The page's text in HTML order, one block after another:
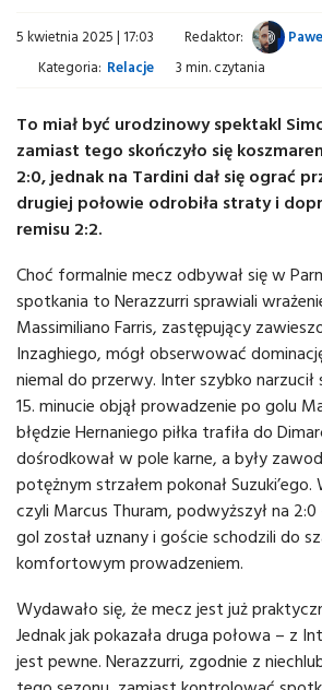
5 kwietnia 2025 | 17:03 Redaktor:
Kategoria: Relacje 3 min. czytania
To miał być urodzinowy spektakl
zamiast tego skończyło się
2:0, jednak na Tardini dał się ograć
drugiej połowie odrobiła straty i
remisu 2:2.
Choć formalnie mecz odbywał się w
spotkania to Nerazzurri sprawiali
Massimiliano Farris, zastępujący
Inzaghiego, mógł obserwować
niemal do przerwy. Inter szybko
15. minucie objął prowadzenie po golu
błędzie Hernaniego piłka trafiła do
dośrodkował w pole karne, a były
potężnym strzałem pokonał Suzuki’ego.
czyli Marcus Thuram, podwyższył na 2:0
gol został uznany i goście schodzili do
komfortowym prowadzeniem.
Wydawało się, że mecz jest już
Jednak jak pokazała druga połowa – z
jest pewne. Nerazzurri, zgodnie z